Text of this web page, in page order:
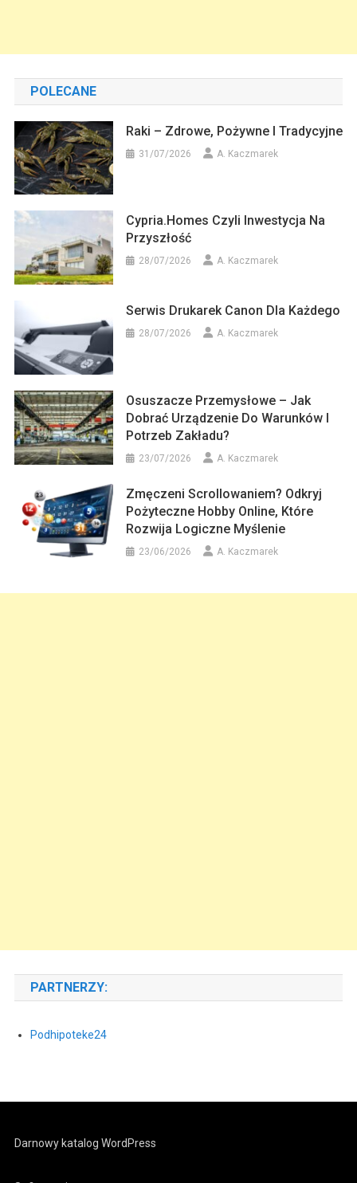
POLECANE
Raki – Zdrowe, Pożywne I Tradycyjne
31/07/2026 A. Kaczmarek
Cypria.homes Czyli Inwestycja Na
Przyszłość
28/07/2026 A. Kaczmarek
Serwis Drukarek Canon Dla Każdego
28/07/2026 A. Kaczmarek
Osuszacze Przemysłowe – Jak
Dobrać Urządzenie Do Warunków I
Potrzeb Zakładu?
23/07/2026 A. Kaczmarek
Zmęczeni Scrollowaniem? Odkryj
Pożyteczne Hobby Online, Które
Rozwija Logiczne Myślenie
23/06/2026 A. Kaczmarek
PARTNERZY:
Podhipoteke24
Darnowy katalog WordPress